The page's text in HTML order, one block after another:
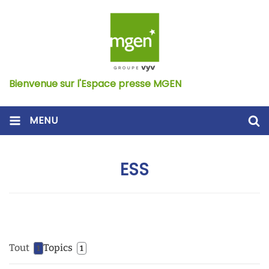
Bienvenue sur l'Espace presse MGEN
MENU
ESS
Tout 1 Topics 1